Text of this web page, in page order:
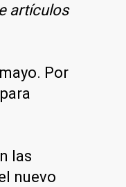
artículos
Por
las
nuevo